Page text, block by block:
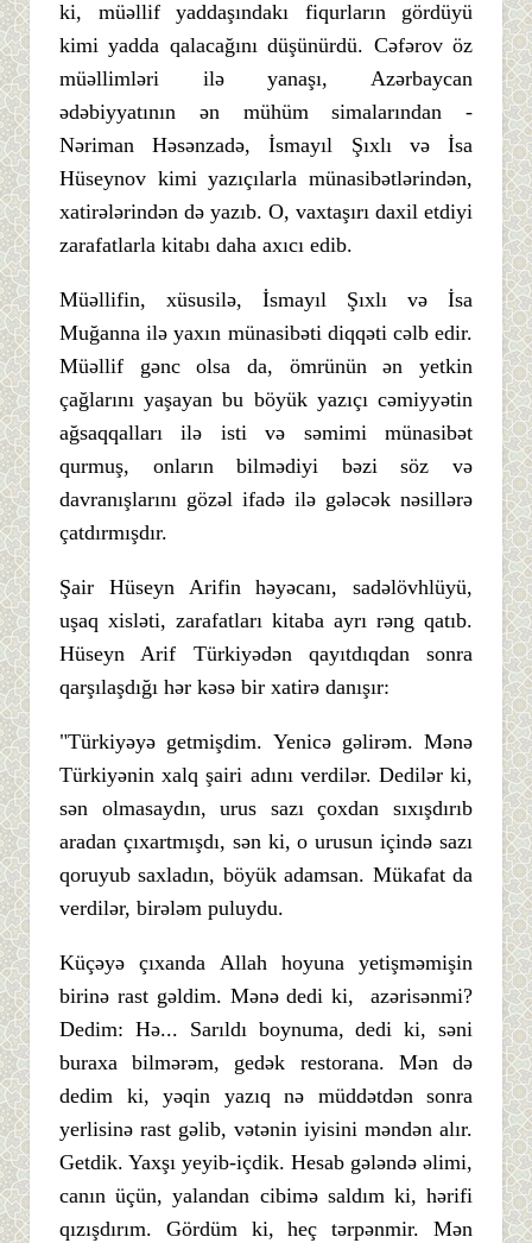
ki, müəllif yaddaşındakı fiqurların gördüyü
kimi yadda qalacağını düşünürdü. Cəfərov öz
müəllimləri ilə yanaşı, Azərbaycan
ədəbiyyatının ən mühüm simalarından -
Nəriman Həsənzadə, İsmayıl Şıxlı və İsa
Hüseynov kimi yazıçılarla münasibətlərindən,
xatirələrindən də yazıb. O, vaxtaşırı daxil etdiyi
zarafatlarla kitabı daha axıcı edib.
Müəllifin, xüsusilə, İsmayıl Şıxlı və İsa
Muğanna ilə yaxın münasibəti diqqəti cəlb edir.
Müəllif gənc olsa da, ömrünün ən yetkin
çağlarını yaşayan bu böyük yazıçı cəmiyyətin
ağsaqqalları ilə isti və səmimi münasibət
qurmuş, onların bilmədiyi bəzi söz və
davranışlarını gözəl ifadə ilə gələcək nəsillərə
çatdırmışdır.
Şair Hüseyn Arifin həyəcanı, sadəlövhlüyü,
uşaq xisləti, zarafatları kitaba ayrı rəng qatıb.
Hüseyn Arif Türkiyədən qayıtdıqdan sonra
qarşılaşdığı hər kəsə bir xatirə danışır:
"Türkiyəyə getmişdim. Yenicə gəlirəm. Mənə
Türkiyənin xalq şairi adını verdilər. Dedilər ki,
sən olmasaydın, urus sazı çoxdan sıxışdırıb
aradan çıxartmışdı, sən ki, o urusun içində sazı
qoruyub saxladın, böyük adamsan. Mükafat da
verdilər, birələm puluydu.
Küçəyə çıxanda Allah hoyuna yetişməmişin
birinə rast gəldim. Mənə dedi ki, azərisənmi?
Dedim: Hə... Sarıldı boynuma, dedi ki, səni
buraxa bilmərəm, gedək restorana. Mən də
dedim ki, yəqin yazıq nə müddətdən sonra
yerlisinə rast gəlib, vətənin iyisini məndən alır.
Getdik. Yaxşı yeyib-içdik. Hesab gələndə əlimi,
canın üçün, yalandan cibimə saldım ki, hərifi
qızışdırım. Gördüm ki, heç tərpənmir. Mən